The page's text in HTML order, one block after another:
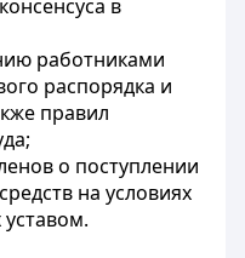
в
работниками
распорядка и
правил
о поступлении
на условиях